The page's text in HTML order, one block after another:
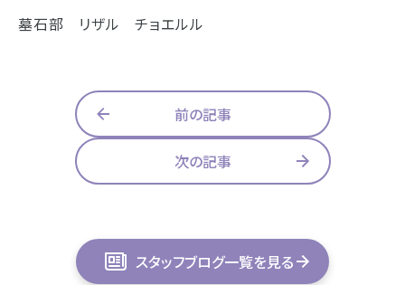
墓石部 リザル チョエルル
前の記事
次の記事
スタッフブログ一覧を見る